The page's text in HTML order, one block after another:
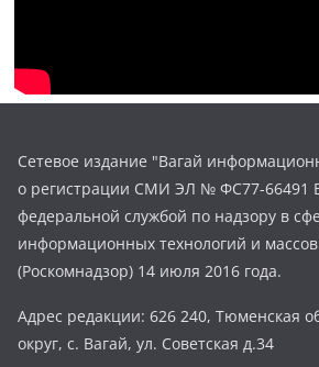
Сетевое издание "Вагай
о регистрации СМИ ЭЛ № ФС77-66491
федеральной службой по надзору в
информационных технологий и
(Роскомнадзор) 14 июля 2016 года.
Адрес редакции: 626 240, Тюменская
округ, с. Вагай, ул. Советская д.34